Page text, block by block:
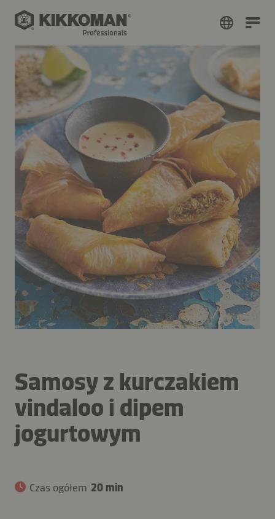
Samosy z kurczakiem
vindaloo i dipem
jogurtowym
Czas ogółem 20 min